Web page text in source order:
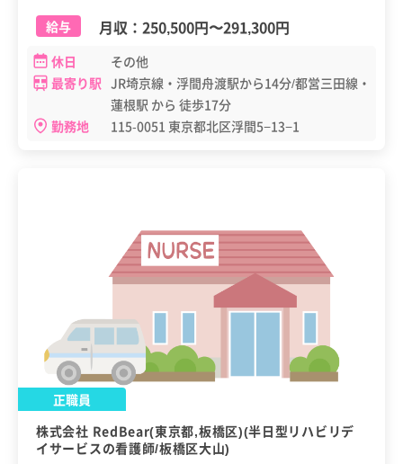
給与
月収： 250,500円〜291,300円
休日
その他
最寄り駅 JR埼京線・浮間舟渡駅から14分/都営三田線・
蓮根駅 から 徒歩17分
勤務地
115-0051 東京都北区浮間5−13−1
正職員
株式会社 RedBear(東京都,板橋区)(半日型リハビリデ
イサービスの看護師/板橋区大山)